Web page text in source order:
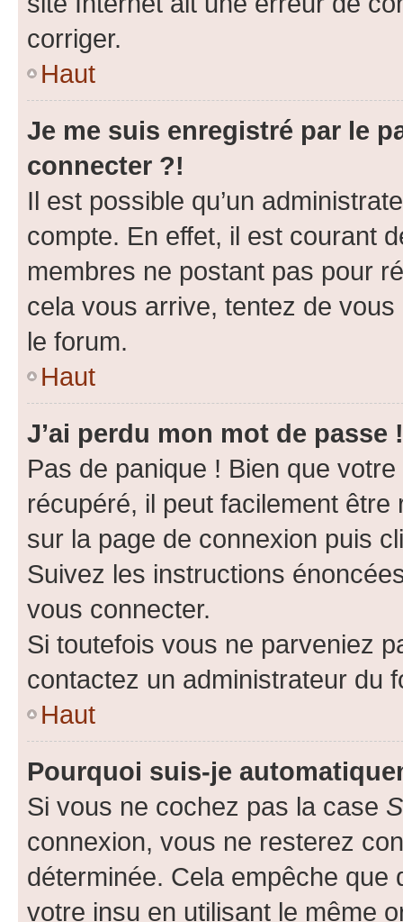
corriger.
Haut
Je me suis enregistré par le
connecter ?!
Il est possible qu’un
compte. En effet, il est courant
membres ne postant pas pour
cela vous arrive, tentez de
le forum.
Haut
J’ai perdu mon mot de passe !
Pas de panique ! Bien que
récupéré, il peut facilement
sur la page de connexion puis
Suivez les instructions
vous connecter.
Si toutefois vous ne parveniez
contactez un administrateur du
Haut
Pourquoi suis-je
Si vous ne cochez pas la case
connexion, vous ne resterez
déterminée. Cela empêche que
votre insu en utilisant le même